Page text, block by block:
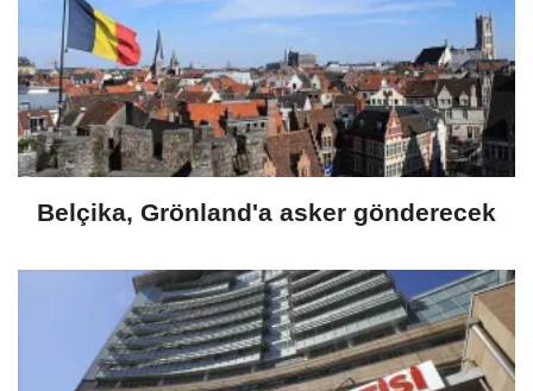
Belçika, Grönland'a asker gönderecek